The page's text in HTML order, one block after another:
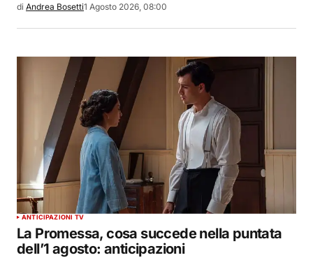
di Andrea Bosetti1 Agosto 2026, 08:00
ANTICIPAZIONI TV
La Promessa, cosa succede nella puntata
dell’1 agosto: anticipazioni